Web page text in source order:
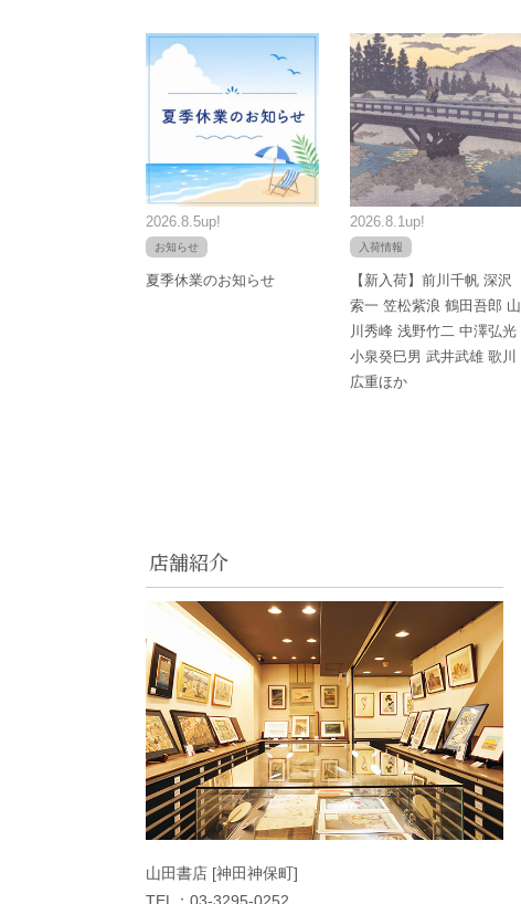
2026.8.5up!
お知らせ
夏季休業のお知らせ
2026.8.1up!
入荷情報
【新入荷】前川千帆 深沢
索一 笠松紫浪 鶴田吾郎 山
川秀峰 浅野竹二 中澤弘光
小泉癸巳男 武井武雄 歌川
広重ほか
店舗紹介
山田書店 [神田神保町]